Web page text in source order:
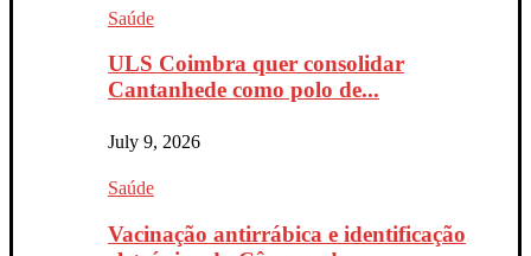
Saúde
ULS Coimbra quer consolidar
Cantanhede como polo de...
July 9, 2026
Saúde
Vacinação antirrábica e identificação